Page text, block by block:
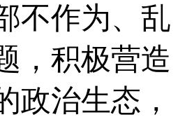
不作为、乱
，积极营造
政治生态，